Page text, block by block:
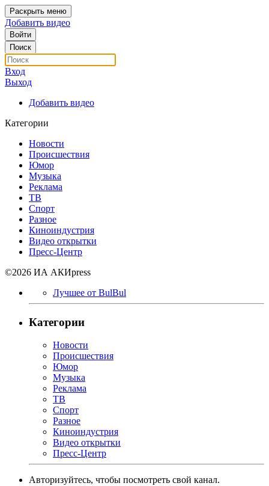
Раскрыть меню
Добавить видео
Войти
Поиск
Вход
Выход
Добавить видео
Категории
Новости
Происшествия
Юмор
Музыка
Реклама
ТВ
Спорт
Разное
Киноиндустрия
Видео открытки
Пресс-Центр
©2026 ИА АКИpress
Лучшее от BulBul
Категории
Новости
Происшествия
Юмор
Музыка
Реклама
ТВ
Спорт
Разное
Киноиндустрия
Видео открытки
Пресс-Центр
Авторизуйтесь, чтобы посмотреть свой канал.